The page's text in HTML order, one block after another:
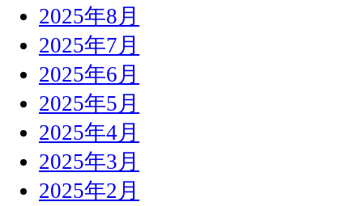
2025年8月
2025年7月
2025年6月
2025年5月
2025年4月
2025年3月
2025年2月